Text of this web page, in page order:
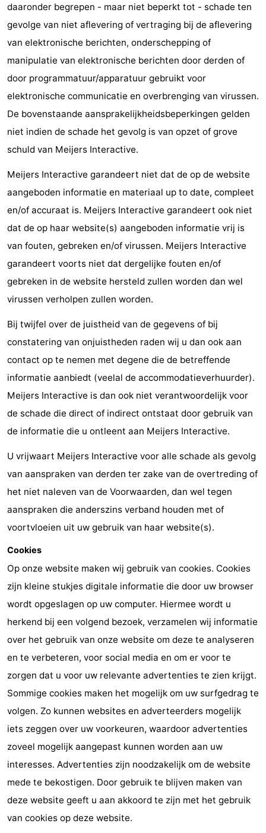
&
Natuur
-
Fietsen
-
Golfbanen
-
en
Evenementen
Forum
Route
-
Parkeren
Reisboekenwinkel
Nieuws
Medische
adressen
Regio
Noord-
Holland
-
Schoorlse
Bergen
Zee
-
Alkmaar
-
aan
Zee
Noordhollands
duinreservaat
-
Wijk
aan
Natuur
Kennermerland
-
Haarlem
-
daaronder begrepen - maar niet beperkt tot - schade ten
gevolge van niet aflevering of vertraging bij de aflevering
van elektronische berichten, onderschepping of
manipulatie van elektronische berichten door derden of
door programmatuur/apparatuur gebruikt voor
elektronische communicatie en overbrenging van virussen.
De bovenstaande aansprakelijkheidsbeperkingen gelden
niet indien de schade het gevolg is van opzet of grove
schuld van Meijers Interactive.
Meijers Interactive garandeert niet dat de op de website
aangeboden informatie en materiaal up to date, compleet
en/of accuraat is. Meijers Interactive garandeert ook niet
dat de op haar website(s) aangeboden informatie vrij is
van fouten, gebreken en/of virussen. Meijers Interactive
garandeert voorts niet dat dergelijke fouten en/of
gebreken in de website hersteld zullen worden dan wel
virussen verholpen zullen worden.
Bij twijfel over de juistheid van de gegevens of bij
constatering van onjuistheden raden wij u dan ook aan
contact op te nemen met degene die de betreffende
informatie aanbiedt (veelal de accommodatieverhuurder).
Meijers Interactive is dan ook niet verantwoordelijk voor
de schade die direct of indirect ontstaat door gebruik van
de informatie die u ontleent aan Meijers Interactive.
U vrijwaart Meijers Interactive voor alle schade als gevolg
van aanspraken van derden ter zake van de overtreding of
het niet naleven van de Voorwaarden, dan wel tegen
aanspraken die anderszins verband houden met of
voortvloeien uit uw gebruik van haar website(s).
Cookies
Op onze website maken wij gebruik van cookies. Cookies
zijn kleine stukjes digitale informatie die door uw browser
wordt opgeslagen op uw computer. Hiermee wordt u
herkend bij een volgend bezoek, verzamelen wij informatie
over het gebruik van onze website om deze te analyseren
en te verbeteren, voor social media en om er voor te
zorgen dat u voor uw relevante advertenties te zien krijgt.
Sommige cookies maken het mogelijk om uw surfgedrag te
volgen. Zo kunnen websites en adverteerders mogelijk
iets zeggen over uw voorkeuren, waardoor advertenties
zoveel mogelijk aangepast kunnen worden aan uw
interesses. Advertenties zijn noodzakelijk om de website
mede te bekostigen. Door gebruik te blijven maken van
deze website geeft u aan akkoord te zijn met het gebruik
van cookies op deze website.